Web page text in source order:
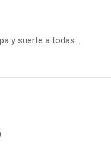
y suerte a todas...